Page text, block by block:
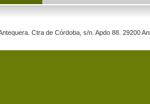
Ctra de Córdoba, s/n. Apdo 88. 29200